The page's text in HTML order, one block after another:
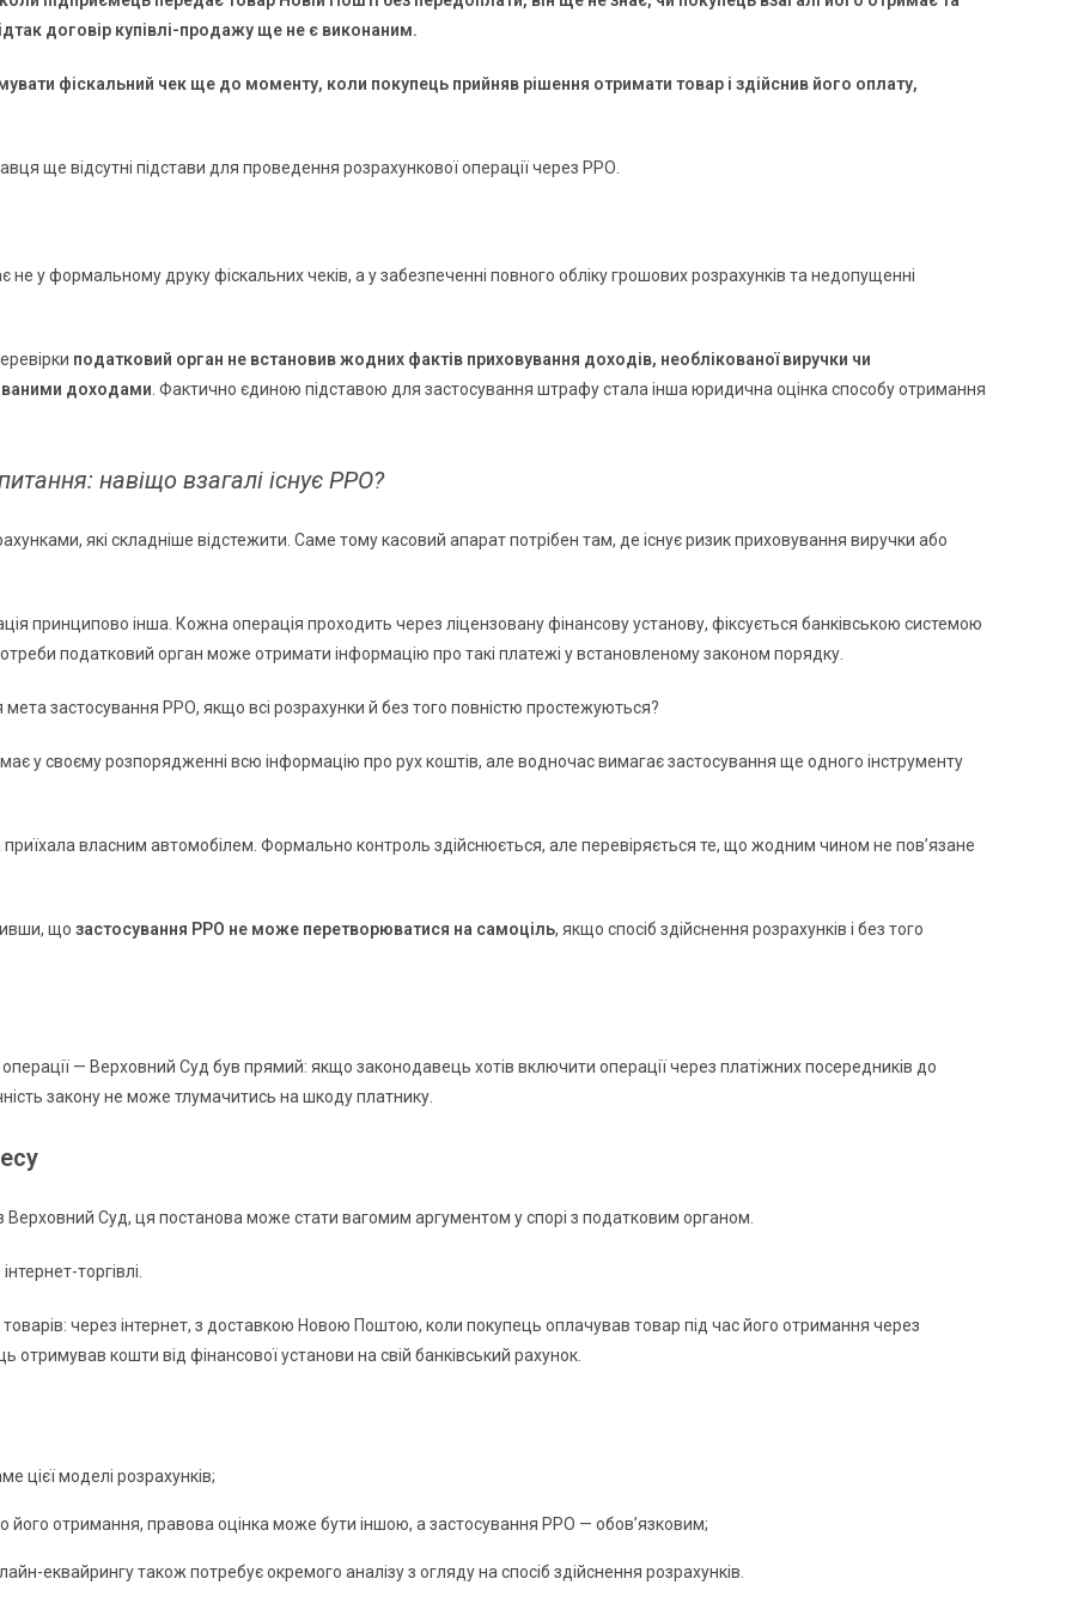
договір купівлі-продажу ще не є виконаним.
фіскальний чек ще до моменту, коли покупець прийняв рішення отримати товар і здійснив його оплату,
ще відсутні підстави для проведення розрахункової операції через РРО.
у формальному друку фіскальних чеків, а у забезпеченні повного обліку грошових розрахунків та недопущенні
податковий орган не встановив жодних фактів приховування доходів, необлікованої виручки чи
доходами . Фактично єдиною підставою для застосування штрафу стала інша юридична оцінка способу отримання
навіщо взагалі існує РРО?
які складніше відстежити. Саме тому касовий апарат потрібен там, де існує ризик приховування виручки або
принципово інша. Кожна операція проходить через ліцензовану фінансову установу, фіксується банківською системою
податковий орган може отримати інформацію про такі платежі у встановленому законом порядку.
застосування РРО, якщо всі розрахунки й без того повністю простежуються?
у своєму розпорядженні всю інформацію про рух коштів, але водночас вимагає застосування ще одного інструменту
власним автомобілем. Формально контроль здійснюється, але перевіряється те, що жодним чином не пов’язане
що застосування РРО не може перетворюватися на самоціль, якщо спосіб здійснення розрахунків і без того
— Верховний Суд був прямий: якщо законодавець хотів включити операції через платіжних посередників до
закону не може тлумачитись на шкоду платнику.
Верховний Суд, ця постанова може стати вагомим аргументом у спорі з податковим органом.
торгівлі.
через інтернет, з доставкою Новою Поштою, коли покупець оплачував товар під час його отримання через
кошти від фінансової установи на свій банківський рахунок.
цієї моделі розрахунків;
отримання, правова оцінка може бути іншою, а застосування РРО — обов’язковим;
еквайрингу також потребує окремого аналізу з огляду на спосіб здійснення розрахунків.